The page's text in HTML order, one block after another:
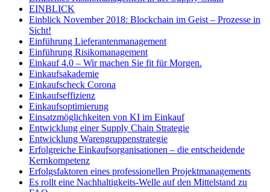
EINBLICK
Einblick November 2018: Blockchain im Geist – Prozesse in
Sicht!
Einführung Lieferantenmanagement
Einführung Risikomanagement
Einkauf 4.0 – Wir machen Sie fit für Morgen.
Einkaufsakademie
Einkaufscheck Corona
Einkaufseffizienz
Einkaufsoptimierung
Einsatzmöglichkeiten von KI im Einkauf
Entwicklung einer Supply Chain Strategie
Entwicklung Warengruppenstrategie
Erfolgreiche Einkaufsorganisationen – die entscheidende
Kernkompetenz
Erfolgsfaktoren eines professionellen Projektmanagements
Es rollt eine Nachhaltigkeits-Welle auf den Mittelstand zu